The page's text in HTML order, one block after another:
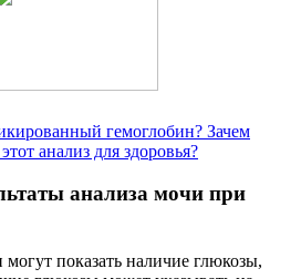
гемоглобин? Зачем
анализ для здоровья?
анализа мочи при
могут показать наличие глюкозы,